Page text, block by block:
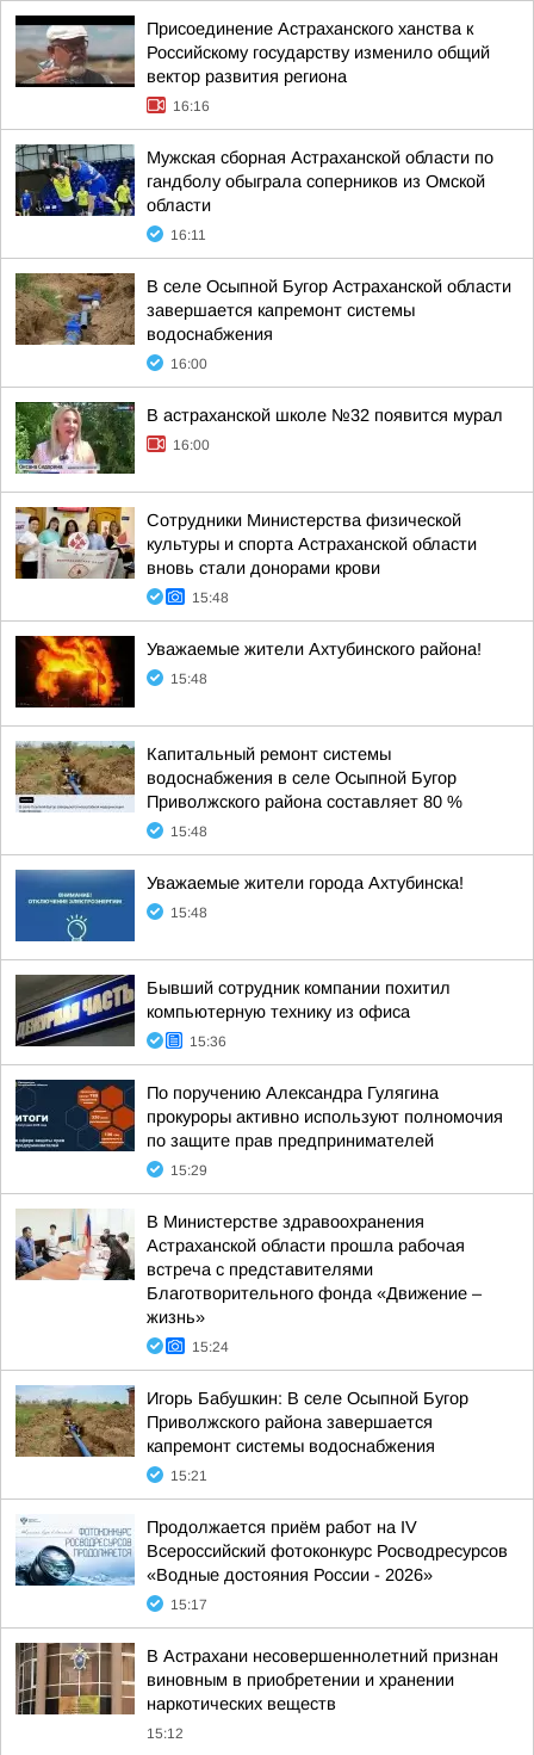
Присоединение Астраханского ханства к
Российскому государству изменило общий
вектор развития региона
16:16
Мужская сборная Астраханской области по
гандболу обыграла соперников из Омской
области
16:11
В селе Осыпной Бугор Астраханской области
завершается капремонт системы
водоснабжения
16:00
В астраханской школе №32 появится мурал
16:00
Сотрудники Министерства физической
культуры и спорта Астраханской области
вновь стали донорами крови
15:48
Уважаемые жители Ахтубинского района!
15:48
Капитальный ремонт системы
водоснабжения в селе Осыпной Бугор
Приволжского района составляет 80 %
15:48
Уважаемые жители города Ахтубинска!
15:48
Бывший сотрудник компании похитил
компьютерную технику из офиса
15:36
По поручению Александра Гулягина
прокуроры активно используют полномочия
по защите прав предпринимателей
15:29
В Министерстве здравоохранения
Астраханской области прошла рабочая
встреча с представителями
Благотворительного фонда «Движение –
жизнь»
15:24
Игорь Бабушкин: В селе Осыпной Бугор
Приволжского района завершается
капремонт системы водоснабжения
15:21
Продолжается приём работ на IV
Всероссийский фотоконкурс Росводресурсов
«Водные достояния России - 2026»
15:17
В Астрахани несовершеннолетний признан
виновным в приобретении и хранении
наркотических веществ
15:12